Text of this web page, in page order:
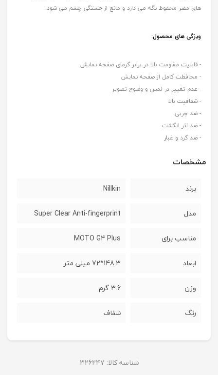
های مضر محفوظ نگه می دارد و مانع از خستگی چشم می شود.
ویژگی های محصول:
- قابلیت مقاومت بالا در برابر گرمای صفحه نمایش
- محافظت کامل از صفحه نمایش
- عدم تغییر در لمس و وضوح تصویر
- شفافیت بالا
- ضد چربی
- ضد اثر انگشت
- ضد گرد و غبار
مشخصات
برند Nillkin
مدل Super Clear Anti-fingerprint
مناسب برای MOTO G4 Plus
ابعاد 148.3*72 میلی متر
وزن 3.6 گرم
رنگ شفاف
شناسه کالا: 326247